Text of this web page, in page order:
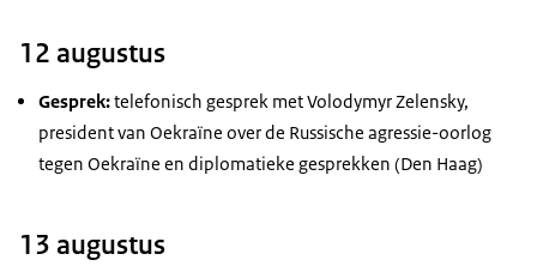
12 augustus
Gesprek:telefonisch gesprek met Volodymyr Zelensky,
president van Oekraïne over de Russische agressie-oorlog
tegen Oekraïne en diplomatieke gesprekken (Den Haag)
13 augustus